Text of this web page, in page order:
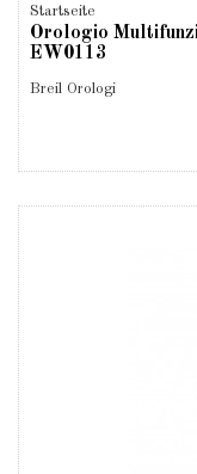
Startseite
Orologio
EW0113
Breil Orologi